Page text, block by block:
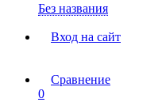
Без названия
Вход на сайт
Сравнение
0